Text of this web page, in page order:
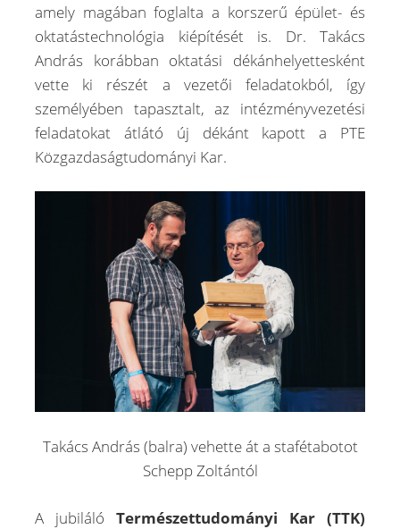
amely magában foglalta a korszerű épület- és
oktatástechnológia kiépítését is. Dr. Takács
András korábban oktatási dékánhelyettesként
vette ki részét a vezetői feladatokból, így
személyében tapasztalt, az intézményvezetési
feladatokat átlátó új dékánt kapott a PTE
Közgazdaságtudományi Kar.
Takács András (balra) vehette át a stafétabotot
Schepp Zoltántól
A jubiláló Természettudományi Kar (TTK)